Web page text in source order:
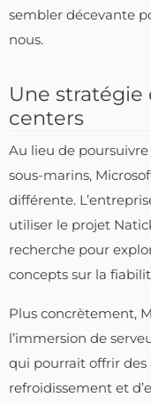
sembler décevante
nous.
Une
centers
Au lieu de
sous-marins,
différente.
utiliser le projet
recherche pour
concepts sur la
Plus concrètement,
l’immersion de
qui pourrait offrir des
refroidissement et